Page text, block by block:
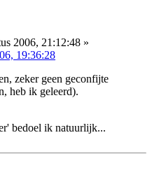
2006, 21:12:48 »
19:36:28
zeker geen geconfijte
heb ik geleerd).
bedoel ik natuurlijk...